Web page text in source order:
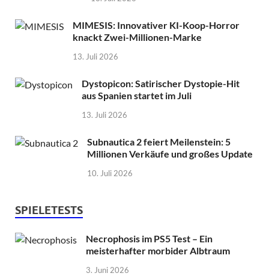
MIMESIS: Innovativer KI-Koop-Horror
knackt Zwei-Millionen-Marke
13. Juli 2026
Dystopicon: Satirischer Dystopie-Hit
aus Spanien startet im Juli
13. Juli 2026
Subnautica 2 feiert Meilenstein: 5
Millionen Verkäufe und großes Update
10. Juli 2026
SPIELETESTS
Necrophosis im PS5 Test – Ein
meisterhafter morbider Albtraum
3. Juni 2026